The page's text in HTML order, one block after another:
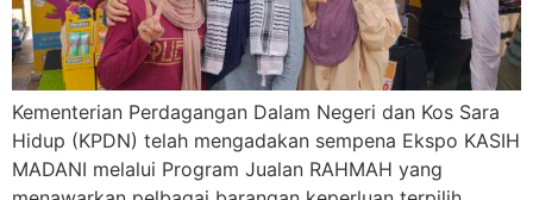
Kementerian Perdagangan Dalam Negeri dan Kos Sara
Hidup (KPDN) telah mengadakan sempena Ekspo KASIH
MADANI melalui Program Jualan RAHMAH yang